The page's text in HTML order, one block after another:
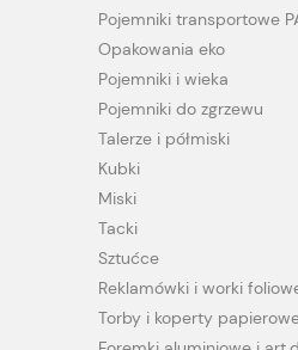
Pojemniki transportowe
Opakowania eko
Pojemniki i wieka
Pojemniki do zgrzewu
Talerze i półmiski
Kubki
Miski
Tacki
Sztućce
Reklamówki i worki
Torby i koperty